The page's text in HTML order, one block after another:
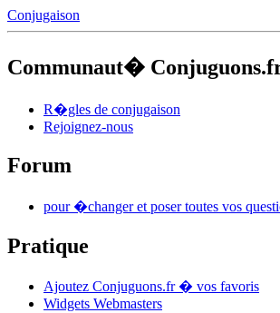
Conjugaison
Communaut�
R�gles de conjugaison
Rejoignez-nous
Forum
pour �changer et poser toutes vos
Pratique
Ajoutez Conjuguons.fr � vos favoris
Widgets Webmasters